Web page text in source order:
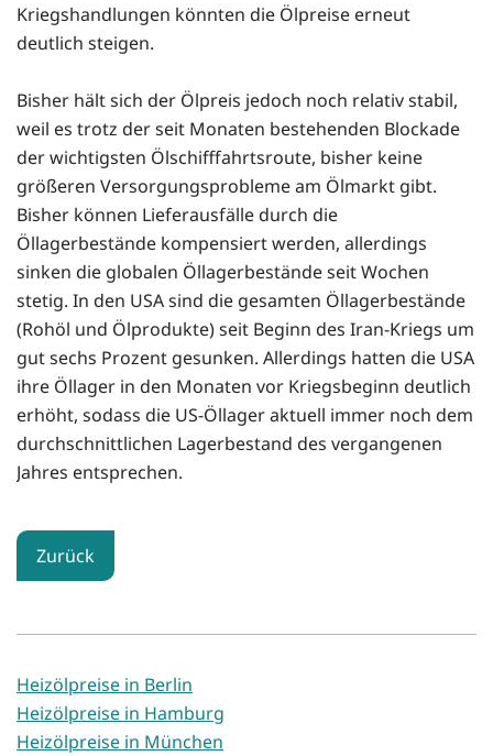
Kriegshandlungen könnten die Ölpreise erneut
deutlich steigen.
Bisher hält sich der Ölpreis jedoch noch relativ stabil,
weil es trotz der seit Monaten bestehenden Blockade
der wichtigsten Ölschifffahrtsroute, bisher keine
größeren Versorgungsprobleme am Ölmarkt gibt.
Bisher können Lieferausfälle durch die
Öllagerbestände kompensiert werden, allerdings
sinken die globalen Öllagerbestände seit Wochen
stetig. In den USA sind die gesamten Öllagerbestände
(Rohöl und Ölprodukte) seit Beginn des Iran-Kriegs um
gut sechs Prozent gesunken. Allerdings hatten die USA
ihre Öllager in den Monaten vor Kriegsbeginn deutlich
erhöht, sodass die US-Öllager aktuell immer noch dem
durchschnittlichen Lagerbestand des vergangenen
Jahres entsprechen.
Zurück
Heizölpreise in Berlin
Heizölpreise in Hamburg
Heizölpreise in München